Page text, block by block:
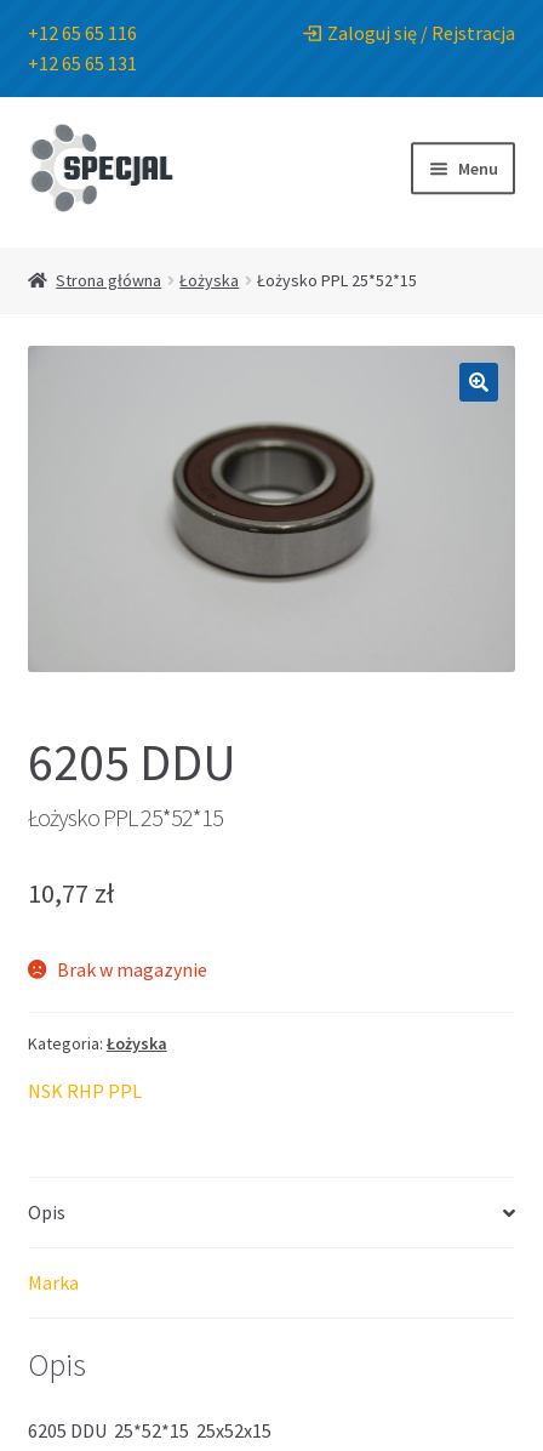
+12 65 65 116
+12 65 65 131
Zaloguj się / Rejstracja
Przejdź
do
nawigacji
Przejdź
do
treści
Menu
Strona główna Łożyska Łożysko PPL 25*52*15
6205 DDU
Łożysko PPL 25*52*15
10,77 zł
Brak w magazynie
Kategoria: Łożyska
NSK RHP PPL
Opis
Marka
Opis
6205 DDU 25*52*15 25x52x15